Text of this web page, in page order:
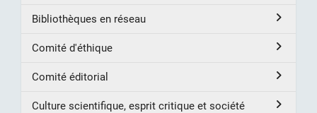
Bibliothèques en réseau
Comité d'éthique
Comité éditorial
Culture scientifique, esprit critique et société